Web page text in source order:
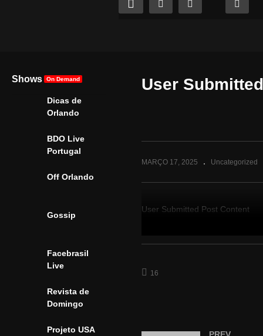
Sonho Americano – T1 E5 –
Apresentação Natália
Shows On Demand
Dicas de
Orlando
BDO Live
Portugal
Off Orlando
Gossip
Facebrasil
Live
Revista de
Domingo
Projeto USA
User
MARÇO 17, 2025 Uncategorized
User Submitted Post Content
16
PREV